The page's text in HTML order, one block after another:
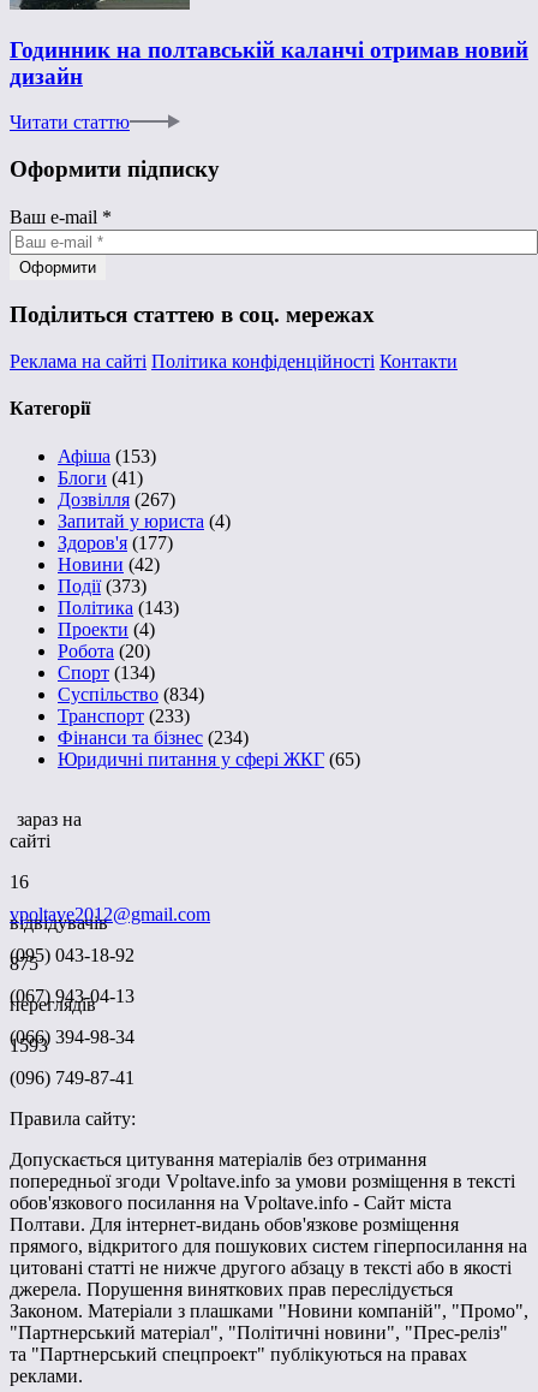
Годинник на полтавській каланчі отримав новий
дизайн
Читати статтю
Оформити підписку
Ваш e-mail *
Поділиться статтею в соц. мережах
Реклама на сайті Політика конфіденційності Контакти
Категорії
Афіша (153)
Блоги (41)
Дозвілля (267)
Запитай у юриста (4)
Здоров'я (177)
Новини (42)
Події(373)
Політика (143)
Проекти (4)
Робота (20)
Спорт (134)
Суспільство (834)
Транспорт (233)
Фінанси та бізнес (234)
Юридичні питання у сфері ЖКГ (65)
зараз на
сайті
16
відвідувачів
875
переглядів
1593
vpoltave2012@gmail.com
(095) 043-18-92
(067) 943-04-13
(066) 394-98-34
(096) 749-87-41
Правила сайту:
Допускається цитування матеріалів без отримання
попередньої згоди Vpoltave.info за умови розміщення в тексті
обов'язкового посилання на Vpoltave.info - Сайт міста
Полтави. Для інтернет-видань обов'язкове розміщення
прямого, відкритого для пошукових систем гіперпосилання на
цитовані статті не нижче другого абзацу в тексті або в якості
джерела. Порушення виняткових прав переслідується
Законом. Матеріали з плашками "Новини компаній", "Промо",
"Партнерський матеріал", "Політичні новини", "Прес-реліз"
та "Партнерський спецпроект" публікуються на правах
реклами.